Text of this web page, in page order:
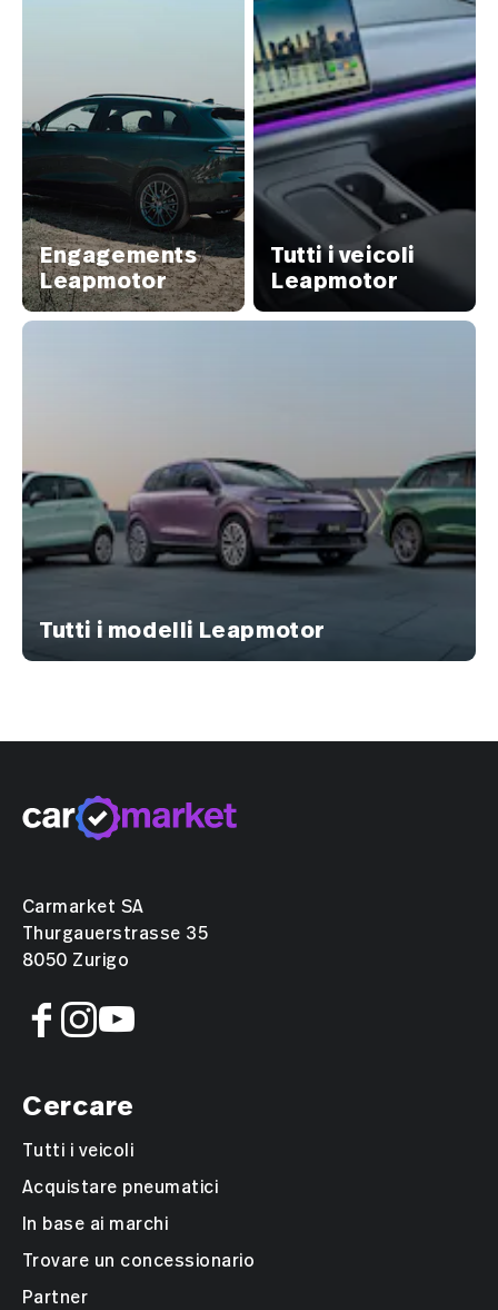
Engagements
Leapmotor
Tutti i veicoli
Leapmotor
Tutti i modelli Leapmotor
Carmarket SA
Thurgauerstrasse 35
8050 Zurigo
Cercare
Tutti i veicoli
Acquistare pneumatici
In base ai marchi
Trovare un concessionario
Partner